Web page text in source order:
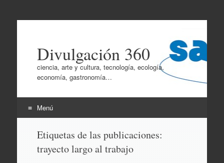
Divulgación 360
ciencia, arte y cultura, tecnología, ecología,
economía, gastronomía…
Menú
contenido
Etiquetas de las publicaciones:
trayecto largo al trabajo